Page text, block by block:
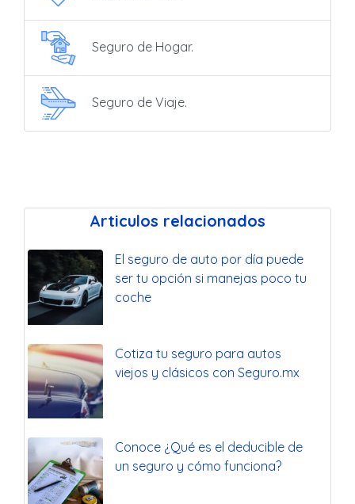
Seguro de Hogar.
Seguro de Viaje.
Articulos relacionados
El seguro de auto por día puede
ser tu opción si manejas poco tu
coche
Cotiza tu seguro para autos
viejos y clásicos con Seguro.mx
Conoce ¿Qué es el deducible de
un seguro y cómo funciona?